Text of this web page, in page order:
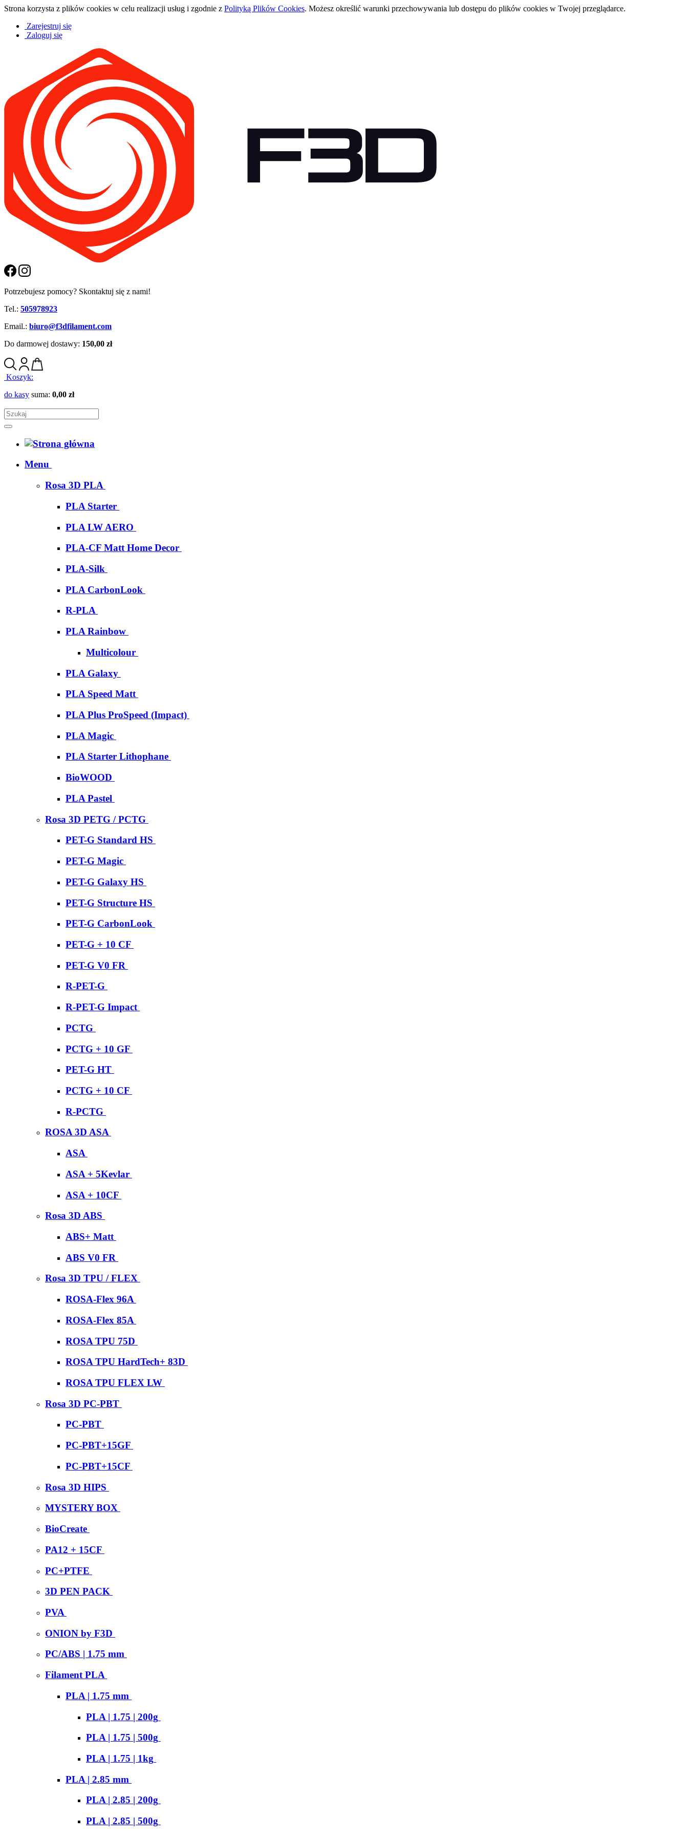
Strona korzysta z plików cookies w celu realizacji usług i zgodnie z Polityką Plików Cookies. Możesz określić warunki przechowywania lub dostępu do plików cookies w Twojej przeglądarce.
Zarejestruj się
Zaloguj się
Potrzebujesz pomocy? Skontaktuj się z nami!
Tel.: 505978923
Email.: biuro@f3dfilament.com
Do darmowej dostawy: 150,00 zł
Koszyk:
do kasy suma: 0,00 zł
Menu
Rosa 3D PLA
PLA Starter
PLA LW AERO
PLA-CF Matt Home Decor
PLA-Silk
PLA CarbonLook
R-PLA
PLA Rainbow
Multicolour
PLA Galaxy
PLA Speed Matt
PLA Plus ProSpeed (Impact)
PLA Magic
PLA Starter Lithophane
BioWOOD
PLA Pastel
Rosa 3D PETG / PCTG
PET-G Standard HS
PET-G Magic
PET-G Galaxy HS
PET-G Structure HS
PET-G CarbonLook
PET-G + 10 CF
PET-G V0 FR
R-PET-G
R-PET-G Impact
PCTG
PCTG + 10 GF
PET-G HT
PCTG + 10 CF
R-PCTG
ROSA 3D ASA
ASA
ASA + 5Kevlar
ASA + 10CF
Rosa 3D ABS
ABS+ Matt
ABS V0 FR
Rosa 3D TPU / FLEX
ROSA-Flex 96A
ROSA-Flex 85A
ROSA TPU 75D
ROSA TPU HardTech+ 83D
ROSA TPU FLEX LW
Rosa 3D PC-PBT
PC-PBT
PC-PBT+15GF
PC-PBT+15CF
Rosa 3D HIPS
MYSTERY BOX
BioCreate
PA12 + 15CF
PC+PTFE
3D PEN PACK
PVA
ONION by F3D
PC/ABS | 1.75 mm
Filament PLA
PLA | 1.75 mm
PLA | 1.75 | 200g
PLA | 1.75 | 500g
PLA | 1.75 | 1kg
PLA | 2.85 mm
PLA | 2.85 | 200g
PLA | 2.85 | 500g